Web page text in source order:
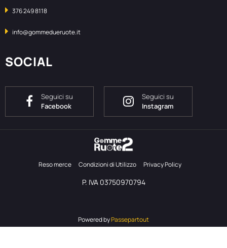
376 249 8118
info@gommedueruote.it
SOCIAL
Seguici su
Facebook
Seguici su
Instagram
Reso merce Condizioni di Utilizzo Privacy Policy
P. IVA 03750970794
Powered byPassepartout